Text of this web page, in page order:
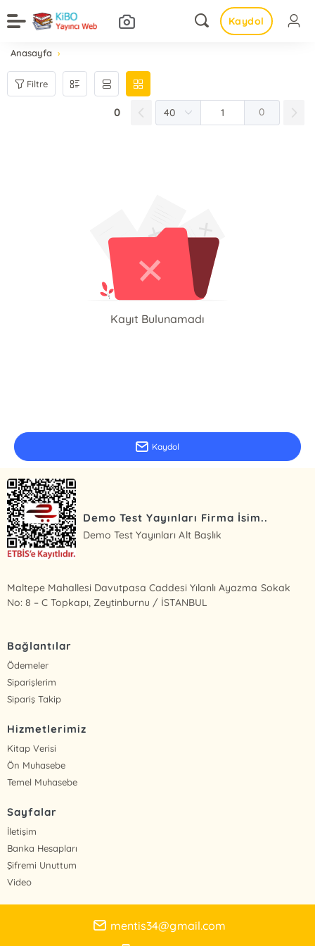
Kaydol
Anasayfa
Filtre
0 0
Kayıt Bulunamadı
Kaydol
Demo Test Yayınları Firma İsim..
Demo Test Yayınları Alt Başlık
Maltepe Mahallesi Davutpasa Caddesi Yılanlı Ayazma Sokak
No: 8 – C Topkapı, Zeytinburnu / İSTANBUL
Bağlantılar
Ödemeler
Siparişlerim
Sipariş Takip
Hizmetlerimiz
Kitap Verisi
Ön Muhasebe
Temel Muhasebe
Sayfalar
İletişim
Banka Hesapları
Şifremi Unuttum
Video
mentis34@gmail.com